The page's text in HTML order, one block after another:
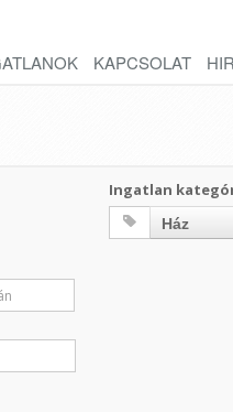
KAPCSOLAT
Ingatlan
Ház